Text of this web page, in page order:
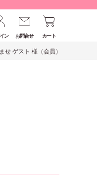
ン お問合せ カート
せ ゲスト 様（会員）